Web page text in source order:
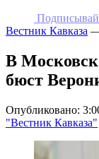
Вестник Кавказа
В
бюст
Опубликовано:
"Вестник Кавказа"